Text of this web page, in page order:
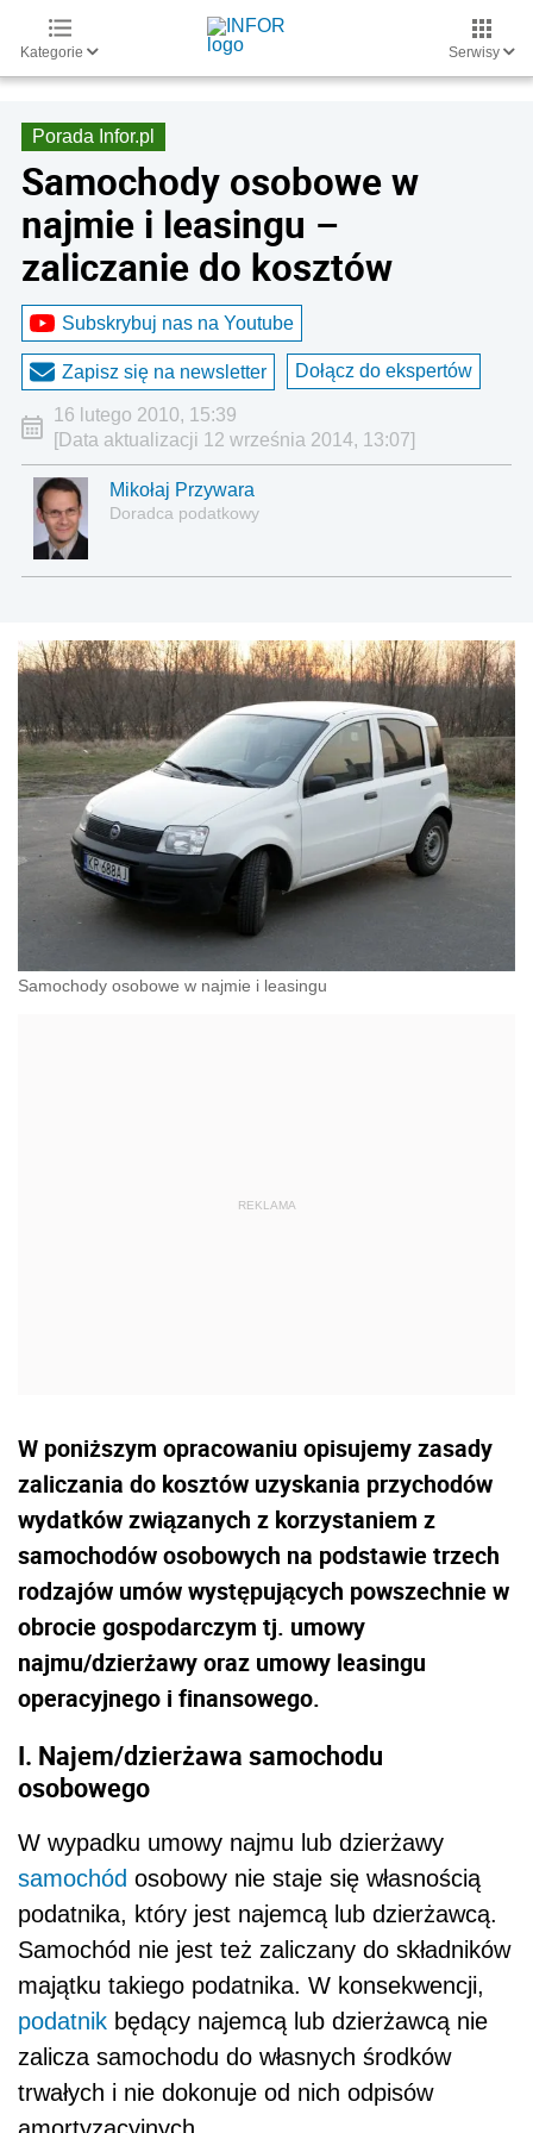
Kategorie Serwisy
Porada Infor.pl
Samochody osobowe w
najmie i leasingu –
zaliczanie do kosztów
Subskrybuj nas na Youtube
Zapisz się na newsletter Dołącz do ekspertów
16 lutego 2010, 15:39
[Data aktualizacji 12 września 2014, 13:07]
Mikołaj Przywara
Doradca podatkowy
Samochody osobowe w najmie i leasingu
W poniższym opracowaniu opisujemy zasady
zaliczania do kosztów uzyskania przychodów
wydatków związanych z korzystaniem z
samochodów osobowych na podstawie trzech
rodzajów umów występujących powszechnie w
obrocie gospodarczym tj. umowy
najmu/dzierżawy oraz umowy leasingu
operacyjnego i finansowego.
I. Najem/dzierżawa samochodu
osobowego
W wypadku umowy najmu lub dzierżawy
samochód osobowy nie staje się własnością
podatnika, który jest najemcą lub dzierżawcą.
Samochód nie jest też zaliczany do składników
majątku takiego podatnika. W konsekwencji,
podatnik będący najemcą lub dzierżawcą nie
zalicza samochodu do własnych środków
trwałych i nie dokonuje od nich odpisów